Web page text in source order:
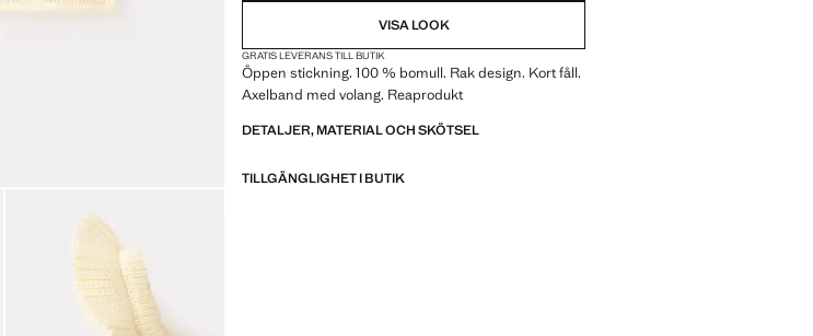
VISA LOOK
GRATIS LEVERANS TILL BUTIK
Öppen stickning. 100 % bomull. Rak design. Kort fåll.
Axelband med volang. Reaprodukt
DETALJER, MATERIAL OCH SKÖTSEL
TILLGÄNGLIGHET I BUTIK